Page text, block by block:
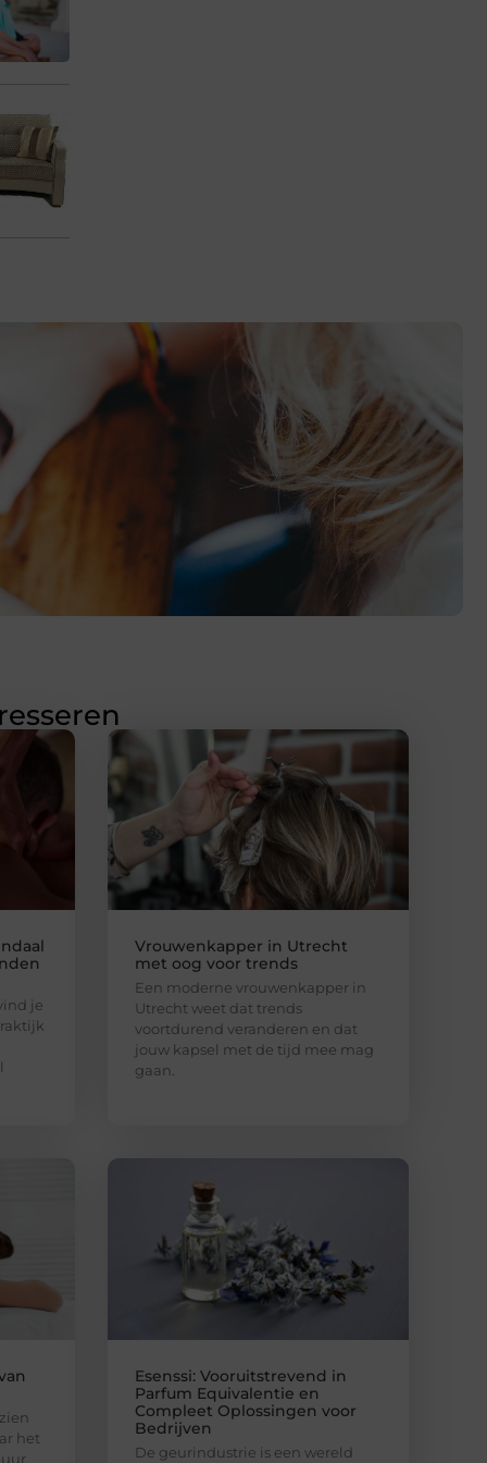
je
Vrouwenkapper in Utrecht
met oog voor trends
Een moderne vrouwenkapper in
Utrecht weet dat trends
voortdurend veranderen en dat
jouw kapsel met de tijd mee mag
gaan.
het
Esenssi: Vooruitstrevend in
Parfum Equivalentie en
Compleet Oplossingen voor
Bedrijven
De geurindustrie is een wereld